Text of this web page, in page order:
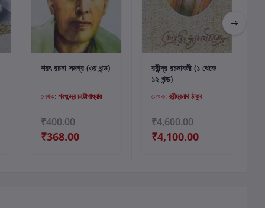
কার্টে যোগ করুন
শরৎ রচনা সমগ্র (৩য় খন্ড)
লেখক: শরৎচন্দ্র চট্টোপাধ্যায়
₹400.00
₹368.00
কার্টে যোগ করুন
রবীন্দ্র রচনাবলী (১ থেকে
১২ খন্ড)
লেখক: রবীন্দ্রনাথ ঠাকুর
₹4,600.00
₹4,100.00